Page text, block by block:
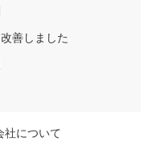
善しました
社について